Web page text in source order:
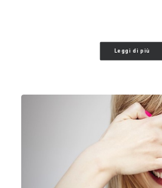
Leggi di più